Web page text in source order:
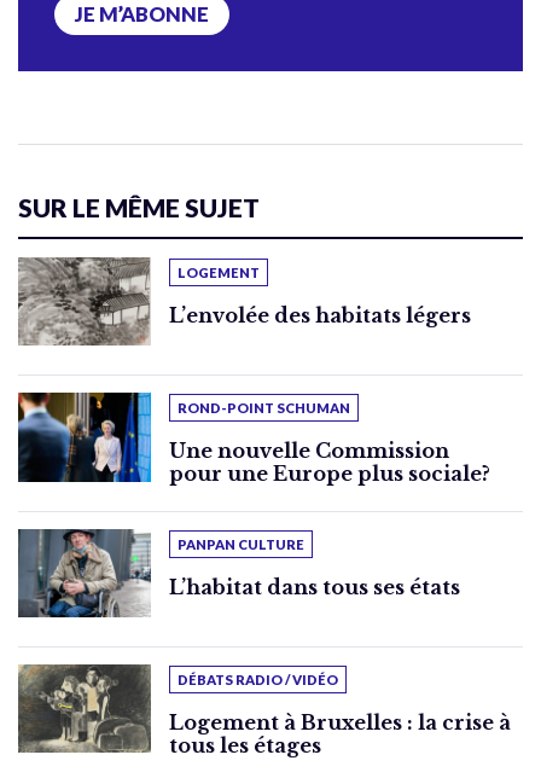
JE M’ABONNE
SUR LE MÊME SUJET
LOGEMENT
L’envolée des habitats légers
ROND-POINT SCHUMAN
Une nouvelle Commission
pour une Europe plus sociale?
PANPAN CULTURE
L’habitat dans tous ses états
DÉBATS RADIO / VIDÉO
Logement à Bruxelles : la crise à
tous les étages